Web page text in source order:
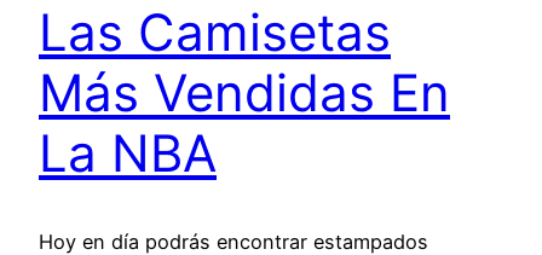
Las Camisetas
Más Vendidas En
La NBA
Hoy en día podrás encontrar estampados